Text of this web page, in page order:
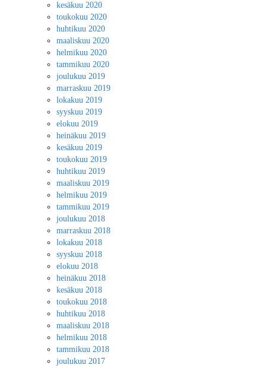
kesäkuu 2020
toukokuu 2020
huhtikuu 2020
maaliskuu 2020
helmikuu 2020
tammikuu 2020
joulukuu 2019
marraskuu 2019
lokakuu 2019
syyskuu 2019
elokuu 2019
heinäkuu 2019
kesäkuu 2019
toukokuu 2019
huhtikuu 2019
maaliskuu 2019
helmikuu 2019
tammikuu 2019
joulukuu 2018
marraskuu 2018
lokakuu 2018
syyskuu 2018
elokuu 2018
heinäkuu 2018
kesäkuu 2018
toukokuu 2018
huhtikuu 2018
maaliskuu 2018
helmikuu 2018
tammikuu 2018
joulukuu 2017